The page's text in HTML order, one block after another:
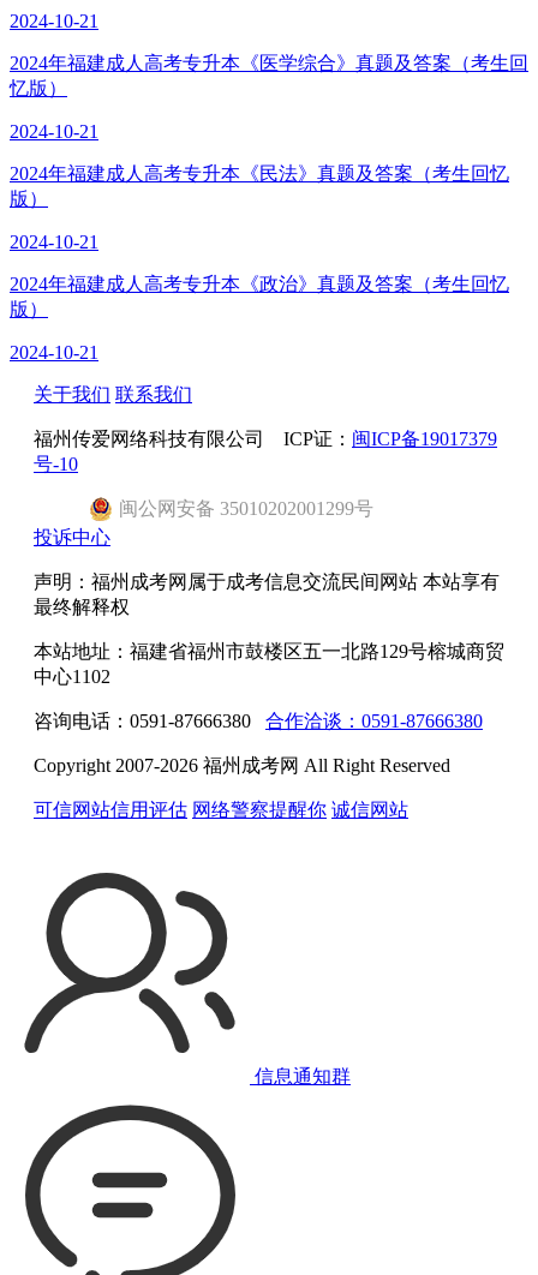
2024-10-21
2024年福建成人高考专升本《医学综合》真题及答案（考生回
忆版）
2024-10-21
2024年福建成人高考专升本《民法》真题及答案（考生回忆
版）
2024-10-21
2024年福建成人高考专升本《政治》真题及答案（考生回忆
版）
2024-10-21
关于我们 联系我们
福州传爱网络科技有限公司 ICP证： 闽ICP备19017379
号-10
闽公网安备 35010202001299号
投诉中心
声明：福州成考网属于成考信息交流民间网站 本站享有
最终解释权
本站地址：福建省福州市鼓楼区五一北路129号榕城商贸
中心1102
咨询电话：0591-87666380 合作洽谈：0591-87666380
Copyright 2007-2026 福州成考网 All Right Reserved
可信网站信用评估 网络警察提醒你 诚信网站
信息通知群